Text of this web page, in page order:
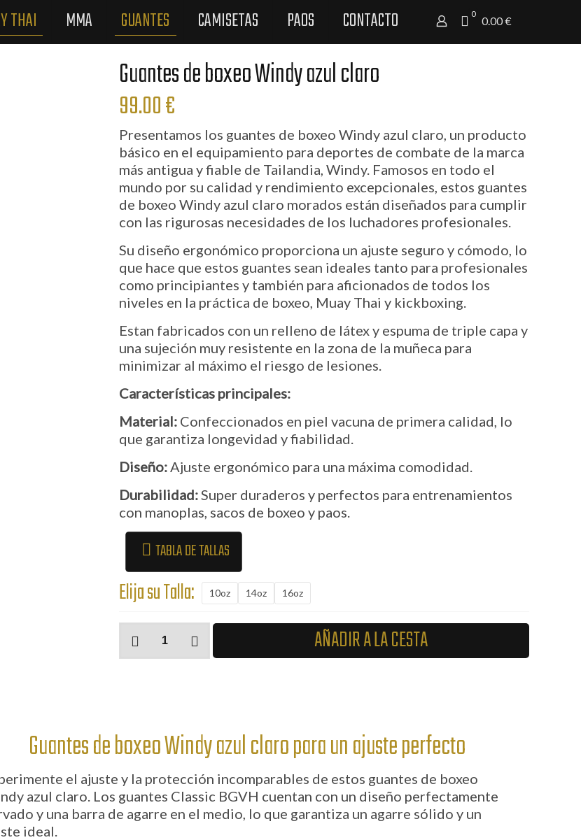
THAI MMA GUANTES CAMISETAS PAOS CONTACTO 0
0.00 €
Guantes de boxeo Windy azul claro
99.00€
Presentamos los guantes de boxeo Windy azul claro, un producto
básico en el equipamiento para deportes de combate de la marca
más antigua y fiable de Tailandia, Windy. Famosos en todo el
mundo por su calidad y rendimiento excepcionales, estos guantes
de boxeo Windy azul claro morados están diseñados para cumplir
con las rigurosas necesidades de los luchadores profesionales.
Su diseño ergonómico proporciona un ajuste seguro y cómodo, lo
que hace que estos guantes sean ideales tanto para profesionales
como principiantes y también para aficionados de todos los
niveles en la práctica de boxeo, Muay Thai y kickboxing.
Estan fabricados con un relleno de látex y espuma de triple capa y
una sujeción muy resistente en la zona de la muñeca para
minimizar al máximo el riesgo de lesiones.
Características principales:
Material: Confeccionados en piel vacuna de primera calidad, lo
que garantiza longevidad y fiabilidad.
Diseño:Ajuste ergonómico para una máxima comodidad.
Durabilidad:Super duraderos y perfectos para entrenamientos
con manoplas, sacos de boxeo y paos.
TABLA DE TALLAS
Elija su Talla: 10oz 14oz 16oz
de
cantidad
AÑADIR A LA CESTA
Guantes de boxeo Windy azul claro para un ajuste perfecto
el ajuste y la protección incomparables de estos guantes de boxeo
azul claro. Los guantes Classic BGVH cuentan con un diseño perfectamente
y una barra de agarre en el medio, lo que garantiza un agarre sólido y un
ideal.